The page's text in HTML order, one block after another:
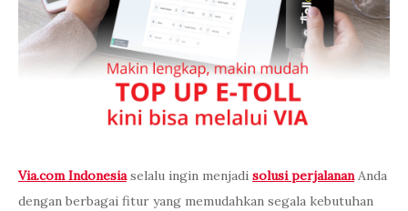
Via.com Indonesiaselalu ingin menjadi solusi perjalananAnda
dengan berbagai fitur yang memudahkan segala kebutuhan